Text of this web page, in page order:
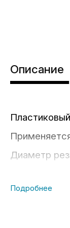
Описание
Диаметр